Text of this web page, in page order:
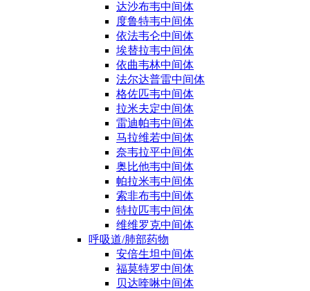
达沙布韦中间体
度鲁特韦中间体
依法韦仑中间体
埃替拉韦中间体
依曲韦林中间体
法尔达普雷中间体
格佐匹韦中间体
拉米夫定中间体
雷迪帕韦中间体
马拉维若中间体
奈韦拉平中间体
奥比他韦中间体
帕拉米韦中间体
索非布韦中间体
特拉匹韦中间体
维维罗克中间体
呼吸道/肺部药物
安倍生坦中间体
福莫特罗中间体
贝达喹啉中间体